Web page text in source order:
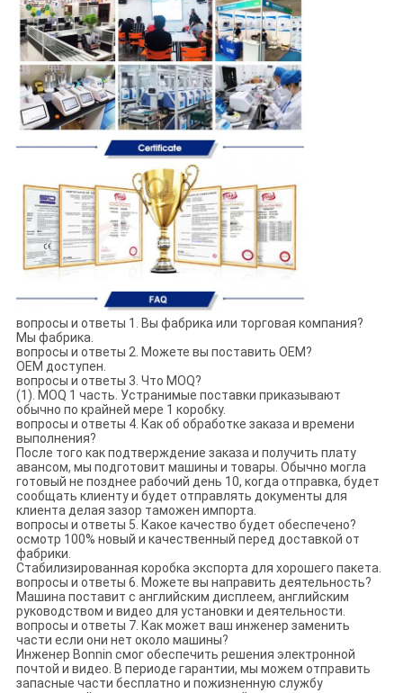
вопросы и ответы 1. Вы фабрика или торговая компания?
Мы фабрика.
вопросы и ответы 2. Можете вы поставить OEM?
OEM доступен.
вопросы и ответы 3. Что MOQ?
(1). MOQ 1 часть. Устранимые поставки приказывают
обычно по крайней мере 1 коробку.
вопросы и ответы 4. Как об обработке заказа и времени
выполнения?
После того как подтверждение заказа и получить плату
авансом, мы подготовит машины и товары. Обычно могла
готовый не позднее рабочий день 10, когда отправка, будет
сообщать клиенту и будет отправлять документы для
клиента делая зазор таможен импорта.
вопросы и ответы 5. Какое качество будет обеспечено?
осмотр 100% новый и качественный перед доставкой от
фабрики.
Стабилизированная коробка экспорта для хорошего пакета.
вопросы и ответы 6. Можете вы направить деятельность?
Машина поставит с английским дисплеем, английским
руководством и видео для установки и деятельности.
вопросы и ответы 7. Как может ваш инженер заменить
части если они нет около машины?
Инженер Bonnin смог обеспечить решения электронной
почтой и видео. В периоде гарантии, мы можем отправить
запасные части бесплатно и пожизненную службу